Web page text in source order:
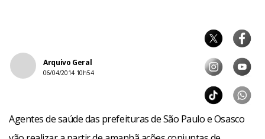
Arquivo Geral
06/04/2014 10h54
Agentes de saúde das prefeituras de São Paulo e Osasco